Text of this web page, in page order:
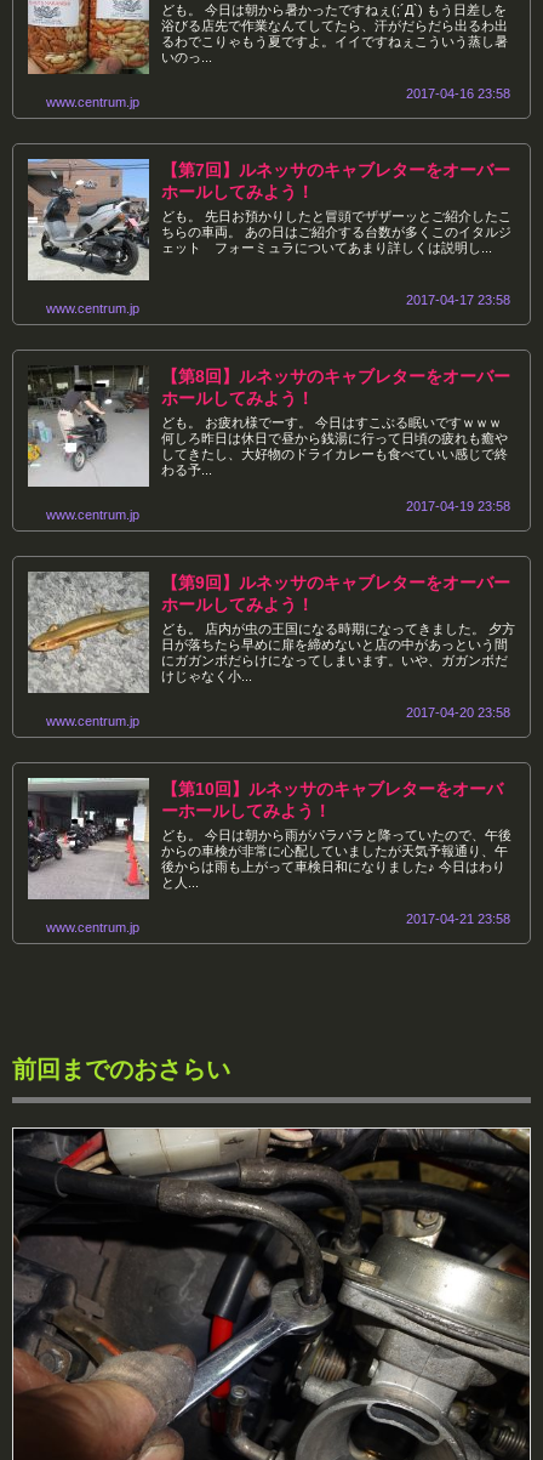
ども。 今日は朝から暑かったですねぇ(;´Д`) もう日差しを
浴びる店先で作業なんてしてたら、汗がだらだら出るわ出
るわでこりゃもう夏ですよ。イイですねぇこういう蒸し暑
いのっ...
www.centrum.jp
2017-04-16 23:58
【第7回】ルネッサのキャブレターをオーバー
ホールしてみよう！
ども。 先日お預かりしたと冒頭でザザーッとご紹介したこ
ちらの車両。 あの日はご紹介する台数が多くこのイタルジ
ェット フォーミュラについてあまり詳しくは説明し...
www.centrum.jp
2017-04-17 23:58
【第8回】ルネッサのキャブレターをオーバー
ホールしてみよう！
ども。 お疲れ様でーす。 今日はすこぶる眠いですｗｗｗ
何しろ昨日は休日で昼から銭湯に行って日頃の疲れも癒や
してきたし、大好物のドライカレーも食べていい感じで終
わる予...
www.centrum.jp
2017-04-19 23:58
【第9回】ルネッサのキャブレターをオーバー
ホールしてみよう！
ども。 店内が虫の王国になる時期になってきました。 夕方
日が落ちたら早めに扉を締めないと店の中があっという間
にガガンボだらけになってしまいます。いや、ガガンボだ
けじゃなく小...
www.centrum.jp
2017-04-20 23:58
【第10回】ルネッサのキャブレターをオーバ
ーホールしてみよう！
ども。 今日は朝から雨がパラパラと降っていたので、午後
からの車検が非常に心配していましたが天気予報通り、午
後からは雨も上がって車検日和になりました♪ 今日はわり
と人...
www.centrum.jp
2017-04-21 23:58
前回までのおさらい